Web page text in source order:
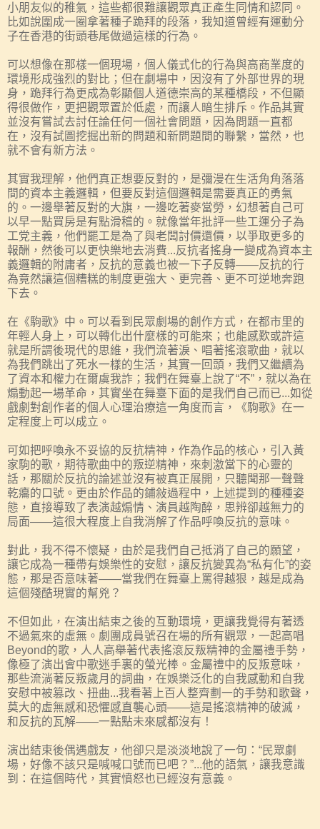
小朋友似的稚氣，這些都很難讓觀眾真正產生同情和認同。
比如說圍成一圈拿著種子跪拜的段落，我知道曾經有運動分
子在香港的街頭巷尾做過這樣的行為。
可以想像在那樣一個現場，個人儀式化的行為與高商業度的
環境形成強烈的對比；但在劇場中，因沒有了外部世界的現
身，跪拜行為更成為彰顯個人道德崇高的某種橋段，不但顯
得很做作，更把觀眾置於低處，而讓人暗生排斥。作品其實
並沒有嘗試去討任論任何一個社會問題，因為問題一直都
在，沒有試圖挖掘出新的問題和新問題間的聯繫，當然，也
就不會有新方法。
其實我理解，他們真正想要反對的，是彌漫在生活角角落落
間的資本主義邏輯，但要反對這個邏輯是需要真正的勇氣
的。一邊舉著反對的大旗，一邊吃著麥當勞，幻想著自己可
以早一點買房是有點滑稽的。就像當年批評一些工運分子為
工党主義，他們罷工是為了與老闆討價還價，以爭取更多的
報酬，然後可以更快樂地去消費...反抗者搖身一變成為資本主
義邏輯的附庸者，反抗的意義也被一下子反轉——反抗的行
為竟然讓這個糟糕的制度更強大、更完善、更不可逆地奔跑
下去。
在《駒歌》中。可以看到民眾劇場的創作方式，在都市里的
年輕人身上，可以轉化出什麼樣的可能來；也能感歎或許這
就是所謂後現代的思維，我們流著淚、唱著搖滾歌曲，就以
為我們跳出了死水一樣的生活，其實一回頭，我們又繼續為
了資本和權力在爾虞我詐；我們在舞臺上說了“不”，就以為在
煽動起一場革命，其實坐在舞臺下面的是我們自己而已...如從
戲劇對創作者的個人心理治療這一角度而言，《駒歌》在一
定程度上可以成立。
可如把呼喚永不妥協的反抗精神，作為作品的核心，引入黃
家駒的歌，期待歌曲中的叛逆精神，來刺激當下的心靈的
話，那關於反抗的論述並沒有被真正展開，只聽聞那一聲聲
乾癟的口號。更由於作品的鋪敍過程中，上述提到的種種姿
態，直接導致了表演越煽情、演員越陶醉，思辨卻越無力的
局面——這很大程度上自我消解了作品呼喚反抗的意味。
對此，我不得不懷疑，由於是我們自己抵消了自己的願望，
讓它成為一種帶有娛樂性的安慰，讓反抗變異為“私有化”的姿
態，那是否意味著——當我們在舞臺上罵得越狠，越是成為
這個殘酷現實的幫兇？
不但如此，在演出結束之後的互動環境，更讓我覺得有著透
不過氣來的虛無。劇團成員號召在場的所有觀眾，一起高唱
Beyond的歌，人人高舉著代表搖滾反叛精神的金屬禮手勢，
像極了演出會中歌迷手裏的螢光棒。金屬禮中的反叛意味，
那些流淌著反叛歲月的詞曲，在娛樂泛化的自我感動和自我
安慰中被篡改、扭曲...我看著上百人整齊劃一的手勢和歌聲，
莫大的虛無感和恐懼感直襲心頭——這是搖滾精神的破滅，
和反抗的瓦解——一點點未來感都沒有！
演出結束後偶遇戲友，他卻只是淡淡地說了一句：“民眾劇
場，好像不該只是喊喊口號而已吧？”...他的語氣，讓我意識
到：在這個時代，其實憤怒也已經沒有意義。